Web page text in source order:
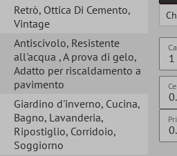
Retrò, Ottica Di Cemento,
Vintage
Antiscivolo, Resistente
all'acqua , A prova di gelo,
Adatto per riscaldamento a
pavimento
Giardino d'inverno, Cucina,
Bagno, Lavanderia,
Ripostiglio, Corridoio,
Soggiorno